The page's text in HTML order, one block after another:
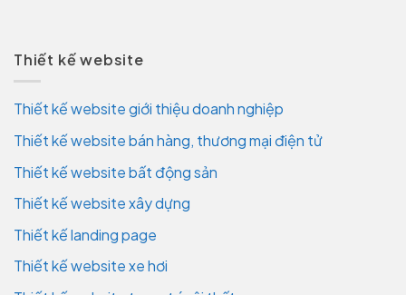
Thiết kế website
Thiết kế website giới thiệu doanh nghiệp
Thiết kế website bán hàng, thương mại điện tử
Thiết kế website bất động sản
Thiết kế website xây dựng
Thiết kế landing page
Thiết kế website xe hơi